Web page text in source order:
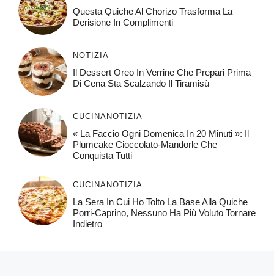
Questa Quiche Al Chorizo ​​trasforma La
Derisione In Complimenti
NOTIZIA
Il Dessert Oreo In Verrine Che Prepari Prima
Di Cena Sta Scalzando Il Tiramisù
CUCINA NOTIZIA
« La Faccio Ogni Domenica In 20 Minuti »: Il
Plumcake Cioccolato-Mandorle Che
Conquista Tutti
CUCINA NOTIZIA
La Sera In Cui Ho Tolto La Base Alla Quiche
Porri-Caprino, Nessuno Ha Più Voluto Tornare
Indietro